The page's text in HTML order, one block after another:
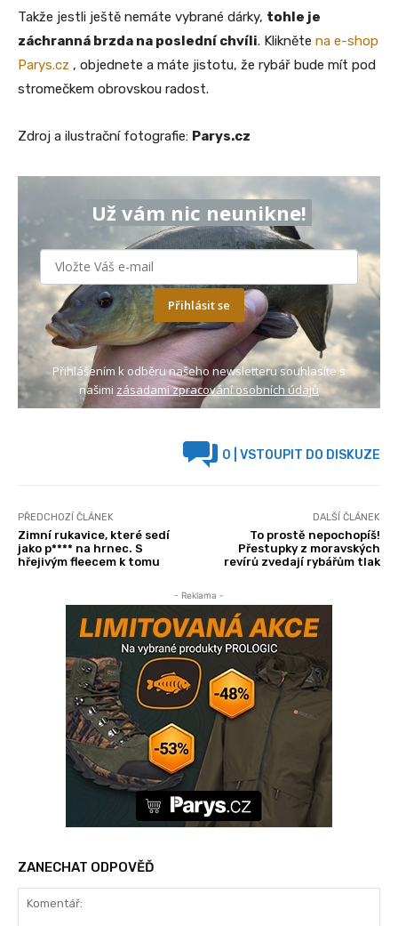
Takže jestli ještě nemáte vybrané dárky, tohle je
záchranná brzda na poslední chvíli. Klikněte na e-shop
Parys.cz , objednete a máte jistotu, že rybář bude mít pod
stromečkem obrovskou radost.
Zdroj a ilustrační fotografie: Parys.cz
Už vám nic neunikne!
Přihlásit se
Přihlášením k odběru našeho newsletteru souhlasíte s
našimi zásadami zpracování osobních údajů
0 | VSTOUPIT DO DISKUZE
PŘEDCHOZÍ ČLÁNEK
Zimní rukavice, které sedí
jako p**** na hrnec. S
hřejivým fleecem k tomu
DALŠÍ ČLÁNEK
To prostě nepochopíš!
Přestupky z moravských
revírů zvedají rybářům tlak
- Reklama -
ZANECHAT ODPOVĚĎ